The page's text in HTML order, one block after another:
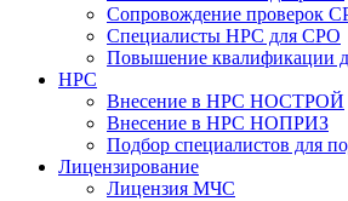
Сопровождение проверок
Специалисты НРС для СРО
Повышение квалификации
НРС
Внесение в НРС НОСТРОЙ
Внесение в НРС НОПРИЗ
Подбор специалистов для
Лицензирование
Лицензия МЧС